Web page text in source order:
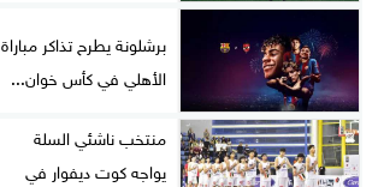
برشلونة يطرح تذاكر مباراة
الأهلي في كأس خوان...
منتخب ناشئي السلة
يواجه كوت ديفوار في